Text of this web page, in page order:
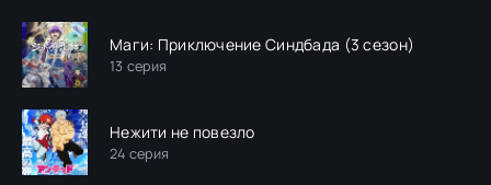
Маги: Приключение Синдбада (3 сезон)
13 серия
Нежити не повезло
24 серия